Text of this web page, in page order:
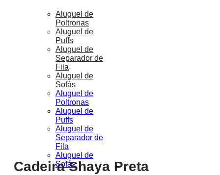
Aluguel de
Poltronas
Aluguel de
Puffs
Aluguel de
Separador de
Fila
Aluguel de
Sofás
Aluguel de
Poltronas
Aluguel de
Puffs
Aluguel de
Separador de
Fila
Aluguel de
Sofás
Cadeira Shaya Preta